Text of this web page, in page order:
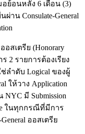
ย้อนหลัง 6 เดือน (3)
น Consulate-General
อสเตรีย (Honorary
2 รายการต้องเรียง
ลำดับ Logical ของผู้
ให้วาง Application
มี Submission
ในทุกกรณีที่มีการ
ออสเตรีย